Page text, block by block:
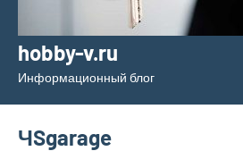
hobby-v.ru
Информационный блог
ЧSgarage